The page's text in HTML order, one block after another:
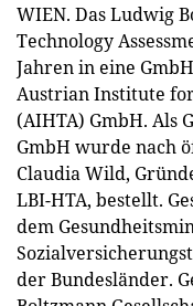
WIEN. Das Ludwig
Technology
Jahren in eine
Aus­trian Institute
(AIHTA) GmbH. Als
GmbH wurde nach
Claudia Wild,
LBI-HTA, bestellt.
dem
der Bundesländer.